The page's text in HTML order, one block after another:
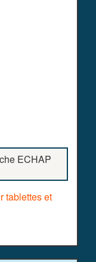
ECHAP
tablettes et